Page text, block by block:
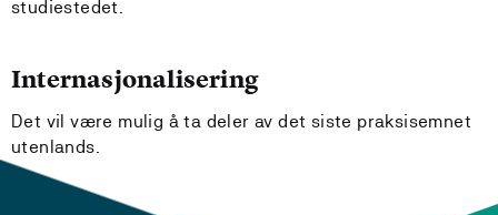
studiestedet.
Internasjonalisering
Det vil være mulig å ta deler av det siste praksisemnet
utenlands.